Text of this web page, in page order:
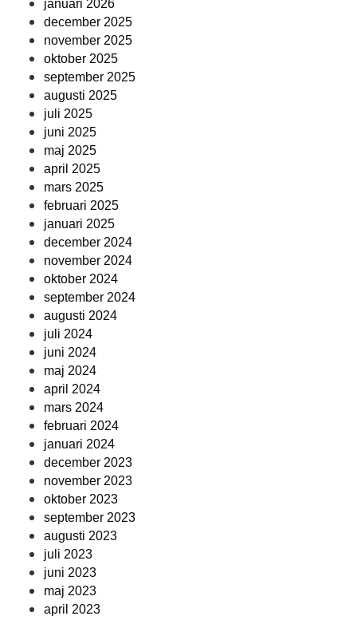
januari 2026
december 2025
november 2025
oktober 2025
september 2025
augusti 2025
juli 2025
juni 2025
maj 2025
april 2025
mars 2025
februari 2025
januari 2025
december 2024
november 2024
oktober 2024
september 2024
augusti 2024
juli 2024
juni 2024
maj 2024
april 2024
mars 2024
februari 2024
januari 2024
december 2023
november 2023
oktober 2023
september 2023
augusti 2023
juli 2023
juni 2023
maj 2023
april 2023